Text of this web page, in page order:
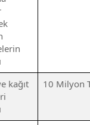
kağıt
10 Milyon